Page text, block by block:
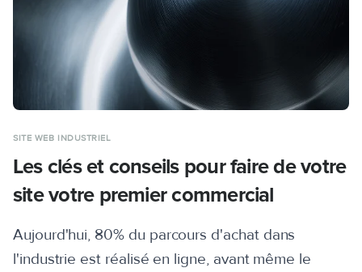
SITE WEB INDUSTRIEL
Les clés et conseils pour faire de votre
site votre premier commercial
Aujourd'hui, 80% du parcours d'achat dans
l'industrie est réalisé en ligne, avant même le